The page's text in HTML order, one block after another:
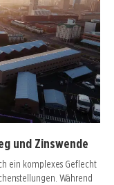
und Zinswende
ein komplexes Geflecht
Während